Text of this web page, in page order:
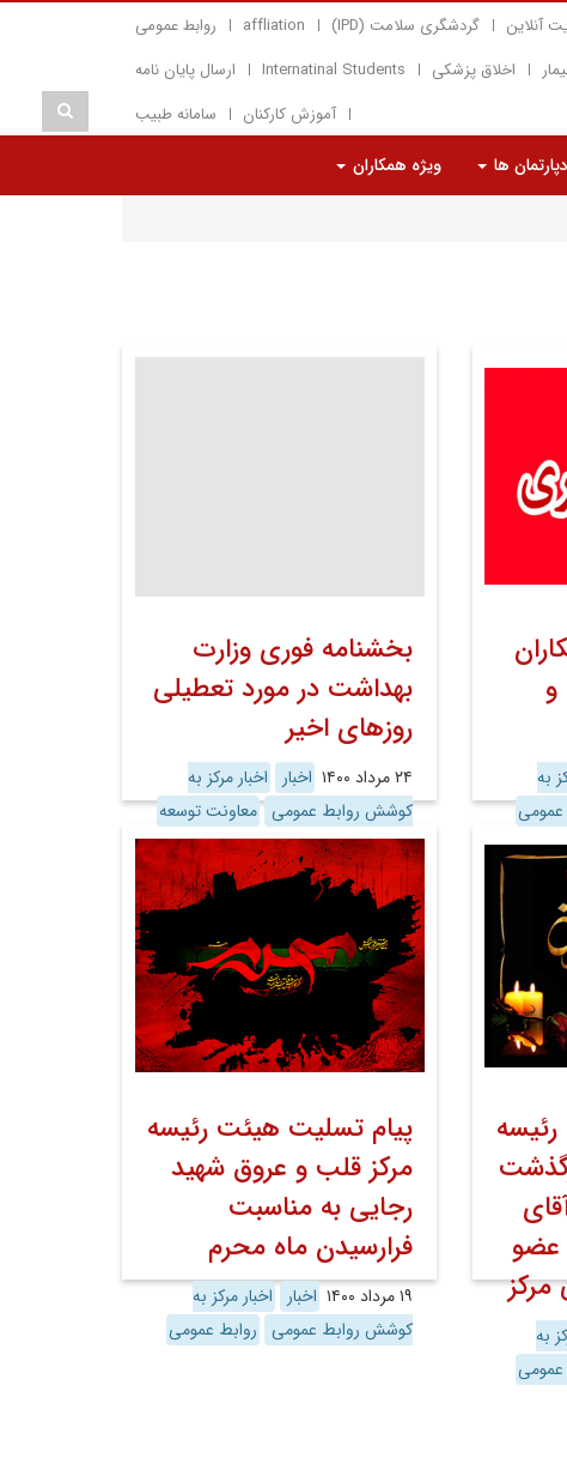
آنلاین گردشگری سلامت (IPD) affliation
روابط عمومی
اخلاق پزشکی Internatinal Students
ارسال پایان نامه
آموزش کارکنان
سامانه طبیب
دپارتمان ها
ویژه همکاران
و
به
عمومی
بخشنامه فوری وزارت
بهداشت در مورد تعطیلی
روزهای اخیر
۲۴ مرداد ۱۴۰۰ اخبار
اخبار مرکز به
کوشش روابط عمومی معاونت توسعه
عضو
به
عمومی
پیام تسلیت هیئت رئیسه
مرکز قلب و عروق شهید
رجایی به مناسبت
فرارسیدن ماه محرم
۱۹ مرداد ۱۴۰۰ اخبار
اخبار مرکز به
کوشش روابط عمومی روابط عمومی